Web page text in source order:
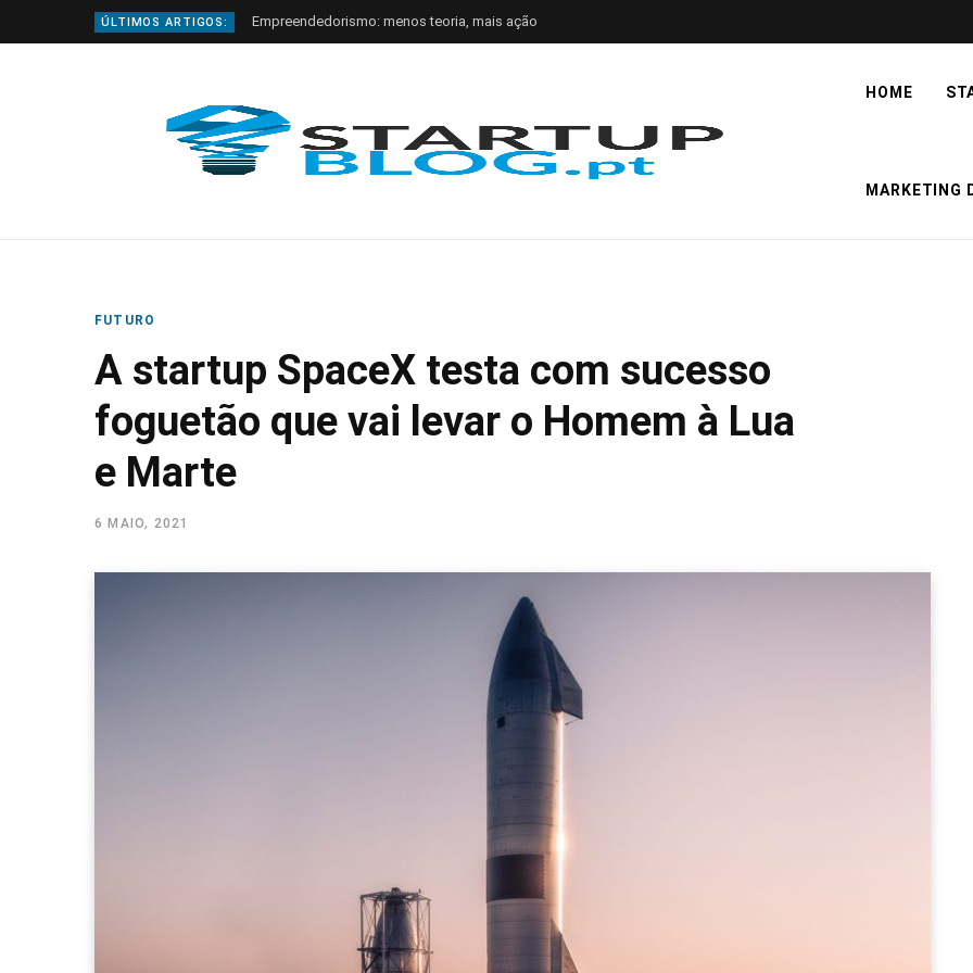
ÚLTIMOS ARTIGOS: Empreendedorismo: menos teoria, mais ação
HOME
MARKETING
FUTURO
A startup SpaceX testa com sucesso
foguetão que vai levar o Homem à Lua
e Marte
6 MAIO, 2021